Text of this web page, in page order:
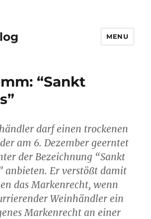
MENU
“Sankt
darf einen trockenen
am 6. Dezember geerntet
der Bezeichnung “Sankt
anbieten. Er verstößt damit
das Markenrecht, wenn
Weinhändler ein
Markenrecht an einer